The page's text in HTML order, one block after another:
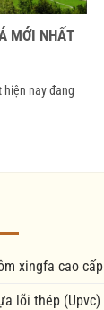
MỚI NHẤT
nay đang
xingfa cao cấp
lõi thép (Upvc)